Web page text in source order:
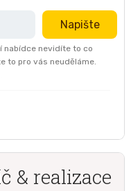
Napište
nabídce nevidíte to co
to pro vás neuděláme.
& realizace